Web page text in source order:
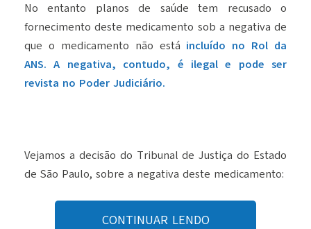
No entanto planos de saúde tem recusado o
fornecimento deste medicamento sob a negativa de
que o medicamento não está incluído no Rol da
ANS. A negativa, contudo, é ilegal e pode ser
revista no Poder Judiciário.
Vejamos a decisão do Tribunal de Justiça do Estado
de São Paulo, sobre a negativa deste medicamento:
CONTINUAR LENDO